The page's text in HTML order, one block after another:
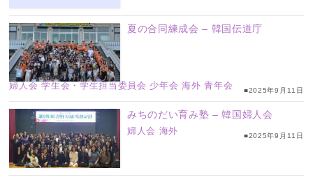
夏の合同練成会 – 韓国伝道庁
婦人会 学生会・学生担当委員会 少年会 海外 青年会 ■2025年9月11日
みちのだい育み塾 – 韓国婦人会
婦人会 海外 ■2025年9月11日